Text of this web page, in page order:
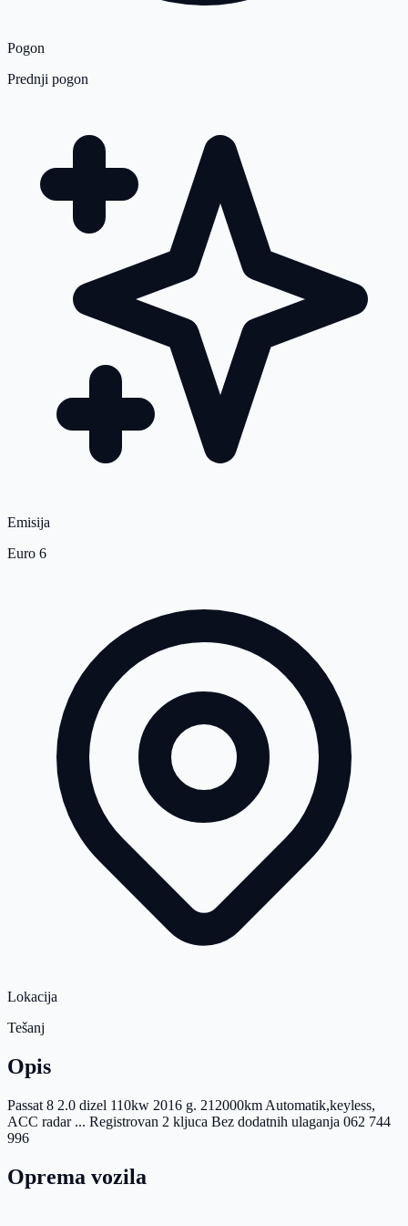
Pogon
Prednji pogon
Emisija
Euro 6
Lokacija
Tešanj
Opis
Passat 8 2.0 dizel 110kw 2016 g. 212000km Automatik,keyless,
ACC radar ... Registrovan 2 kljuca Bez dodatnih ulaganja 062 744
996
Oprema vozila